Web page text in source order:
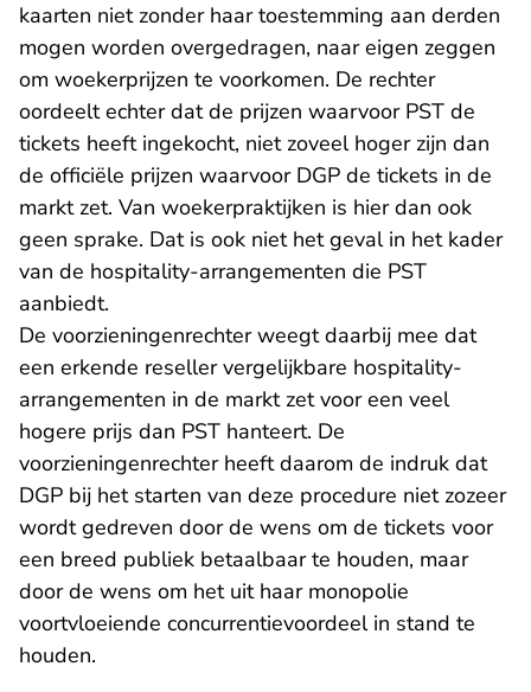
kaarten niet zonder haar toestemming aan derden
mogen worden overgedragen, naar eigen zeggen
om woekerprijzen te voorkomen. De rechter
oordeelt echter dat de prijzen waarvoor PST de
tickets heeft ingekocht, niet zoveel hoger zijn dan
de officiële prijzen waarvoor DGP de tickets in de
markt zet. Van woekerpraktijken is hier dan ook
geen sprake. Dat is ook niet het geval in het kader
van de hospitality-arrangementen die PST
aanbiedt.
De voorzieningenrechter weegt daarbij mee dat
een erkende reseller vergelijkbare hospitality-
arrangementen in de markt zet voor een veel
hogere prijs dan PST hanteert. De
voorzieningenrechter heeft daarom de indruk dat
DGP bij het starten van deze procedure niet zozeer
wordt gedreven door de wens om de tickets voor
een breed publiek betaalbaar te houden, maar
door de wens om het uit haar monopolie
voortvloeiende concurrentievoordeel in stand te
houden.